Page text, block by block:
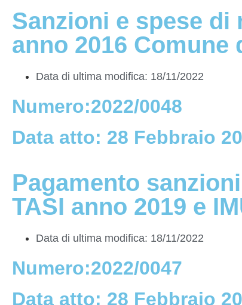
Sanzioni e spese di
anno 2016 Comune
Data di ultima modifica: 18/11/2022
Numero:2022/0048
Data atto: 28 Febbraio
Pagamento
TASI anno 2019 e
Data di ultima modifica: 18/11/2022
Numero:2022/0047
Data atto: 28 Febbraio